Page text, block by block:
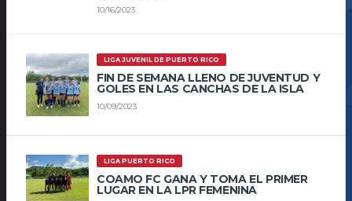
10/16/2023
LIGA JUVENIL DE PUERTO RICO
FIN DE SEMANA LLENO DE JUVENTUD Y
GOLES EN LAS CANCHAS DE LA ISLA
10/09/2023
LIGA PUERTO RICO
COAMO FC GANA Y TOMA EL PRIMER
LUGAR EN LA LPR FEMENINA